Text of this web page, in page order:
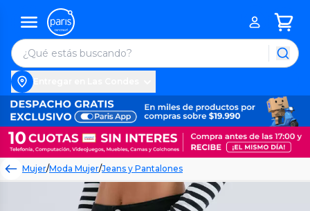
Mujer/Moda Mujer/Jeans y Pantalones